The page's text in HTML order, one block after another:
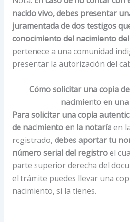
nacido vivo, debes presentar
juramentada de dos testigos
conocimiento del nacimiento
pertenece a una comunidad
presentar la autorización del
Cómo solicitar una copia
nacimiento en
Para solicitar una copia
de nacimiento en la notaríaen
registrado, debes aportar tu
número serial del registroel
parte superior derecha del
el trámite puedes llevar una
nacimiento, si la tienes.